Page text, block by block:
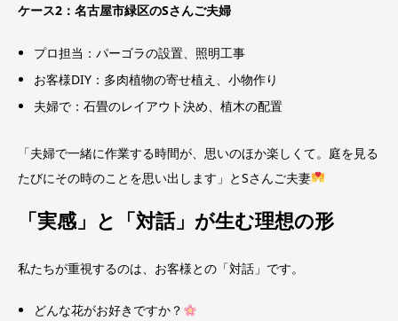
ケース2：名古屋市緑区のSさんご夫婦
プロ担当：パーゴラの設置、照明工事
お客様DIY：多肉植物の寄せ植え、小物作り
夫婦で：石畳のレイアウト決め、植木の配置
「夫婦で一緒に作業する時間が、思いのほか楽しくて。庭を見る
たびにその時のことを思い出します」とSさんご夫妻
「実感」と「対話」が生む理想の形
私たちが重視するのは、お客様との「対話」です。
どんな花がお好きですか？